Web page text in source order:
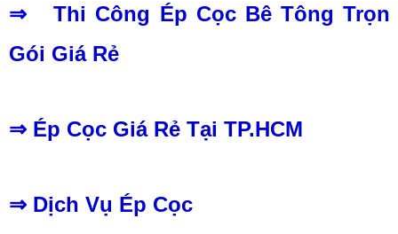
⇒ Thi Công Ép Cọc Bê Tông Trọn
Gói Giá Rẻ
⇒ Ép Cọc Giá Rẻ Tại TP.HCM
⇒ Dịch Vụ Ép Cọc